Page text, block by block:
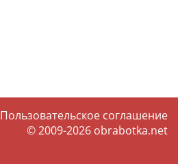
Пользовательское соглашение
© 2009-2026 obrabotka.net